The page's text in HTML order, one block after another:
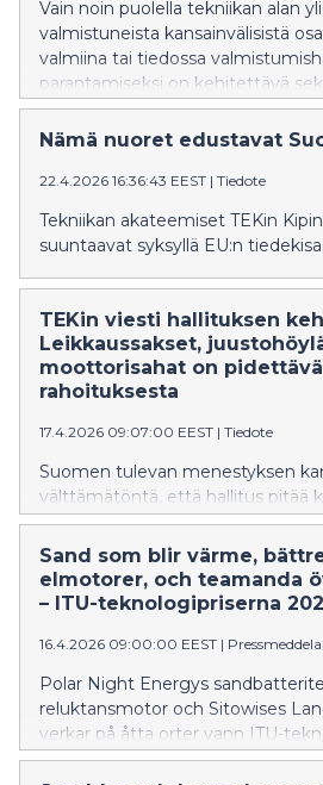
Vain noin puolella tekniikan alan
valmistuneista kansainvälisistä
valmiina tai tiedossa
parantamiseksi on kehitettävä
kielitaitoa että verkostoja,
mahdollisuuksia tehdä
Nämä nuoret edustavat
22.4.2026 16:36:43 EEST | Tiedote
Tekniikan akateemiset TEKin
suuntaavat syksyllä EU:n
TEKin viesti hallituksen
Leikkaussakset,
moottorisahat on
rahoituksesta
17.4.2026 09:07:00 EEST | Tiedote
Suomen tulevan menestyksen
välttämätöntä, että hallitus pitää
parlamentaarisesti sovitusta
innovaatioinvestointien neljän
bruttokansantuotteesta. Hallitus
kehysriiheen 21.–22.4.
Sand som blir värme,
elmotorer, och teamanda
– ITU-teknologipriserna
16.4.2026 09:00:00 EEST |
Polar Night Energys
reluktansmotor och Sitowises
verkar på åtta orter vann ITU-
Teknikens akademiker TEK och